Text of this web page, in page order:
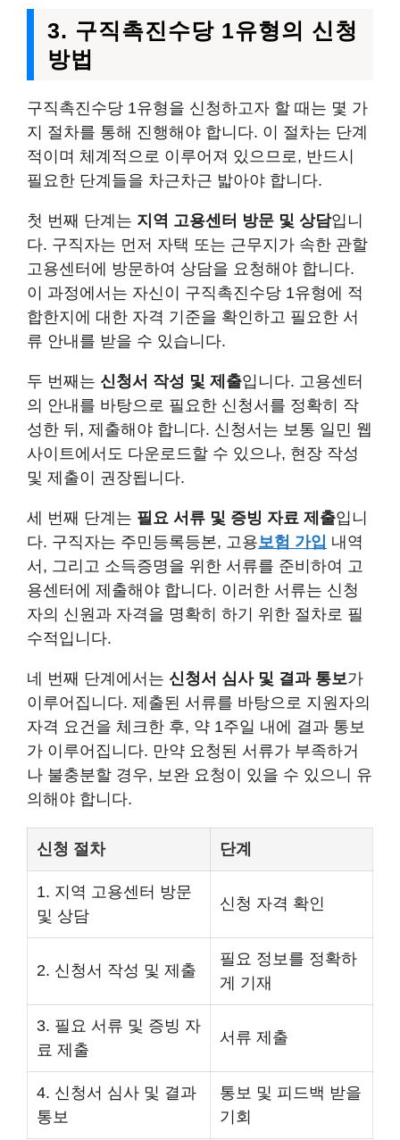
3. 구직촉진수당 1유형의 신청
방법
구직촉진수당 1유형을 신청하고자 할 때는 몇 가
지 절차를 통해 진행해야 합니다. 이 절차는 단계
적이며 체계적으로 이루어져 있으므로, 반드시
필요한 단계들을 차근차근 밟아야 합니다.
첫 번째 단계는 지역 고용센터 방문 및 상담입니
다. 구직자는 먼저 자택 또는 근무지가 속한 관할
고용센터에 방문하여 상담을 요청해야 합니다.
이 과정에서는 자신이 구직촉진수당 1유형에 적
합한지에 대한 자격 기준을 확인하고 필요한 서
류 안내를 받을 수 있습니다.
두 번째는 신청서 작성 및 제출입니다. 고용센터
의 안내를 바탕으로 필요한 신청서를 정확히 작
성한 뒤, 제출해야 합니다. 신청서는 보통 일민 웹
사이트에서도 다운로드할 수 있으나, 현장 작성
및 제출이 권장됩니다.
세 번째 단계는 필요 서류 및 증빙 자료 제출입니
다. 구직자는 주민등록등본, 고용보험 가입 내역
서, 그리고 소득증명을 위한 서류를 준비하여 고
용센터에 제출해야 합니다. 이러한 서류는 신청
자의 신원과 자격을 명확히 하기 위한 절차로 필
수적입니다.
네 번째 단계에서는 신청서 심사 및 결과 통보가
이루어집니다. 제출된 서류를 바탕으로 지원자의
자격 요건을 체크한 후, 약 1주일 내에 결과 통보
가 이루어집니다. 만약 요청된 서류가 부족하거
나 불충분할 경우, 보완 요청이 있을 수 있으니 유
의해야 합니다.
신청 절차 단계
1. 지역 고용센터 방문
및 상담
신청 자격 확인
2. 신청서 작성 및 제출
필요 정보를 정확하
게 기재
3. 필요 서류 및 증빙 자
료 제출
서류 제출
4. 신청서 심사 및 결과
통보
통보 및 피드백 받을
기회